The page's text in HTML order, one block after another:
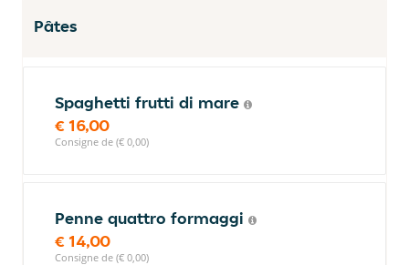
Pâtes
Spaghetti frutti di mare
€ 16,00
Consigne de (€ 0,00)
Penne quattro formaggi
€ 14,00
Consigne de (€ 0,00)